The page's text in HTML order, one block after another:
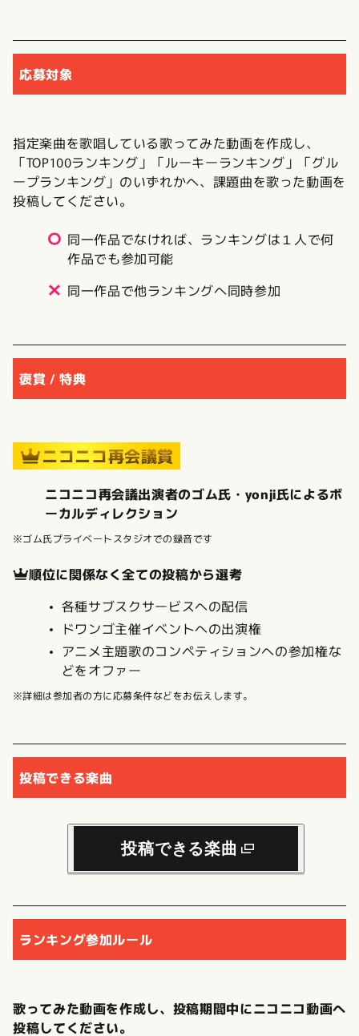
応募対象
指定楽曲を歌唱している歌ってみた動画を作成し、
「TOP100ランキング」「ルーキーランキング」「グル
ープランキング」のいずれかへ、課題曲を歌った動画を
投稿してください。
同一作品でなければ、ランキングは１人で何
作品でも参加可能
同一作品で他ランキングへ同時参加
褒賞 / 特典
ニコニコ再会議賞
ニコニコ再会議出演者のゴム氏・yonji氏によるボ
ーカルディレクション
※ゴム氏プライベートスタジオでの録音です
順位に関係なく全ての投稿から選考
各種サブスクサービスへの配信
ドワンゴ主催イベントへの出演権
アニメ主題歌のコンペティションへの参加権な
どをオファー
※詳細は参加者の方に応募条件などをお伝えします。
投稿できる楽曲
投稿できる楽曲
ランキング参加ルール
歌ってみた動画を作成し、投稿期間中にニコニコ動画へ
投稿してください。